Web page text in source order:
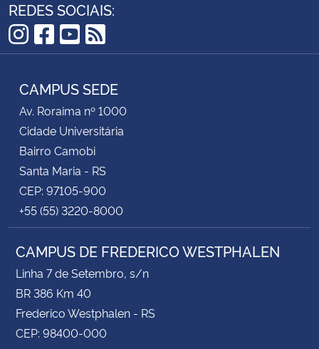
REDES SOCIAIS:
Instagram
Facebook
YouTube
RSS
CAMPUS SEDE
Av. Roraima nº 1000
Cidade Universitária
Bairro Camobi
Santa Maria - RS
CEP: 97105-900
+55 (55) 3220-8000
CAMPUS DE FREDERICO WESTPHALEN
Linha 7 de Setembro, s/n
BR 386 Km 40
Frederico Westphalen - RS
CEP: 98400-000